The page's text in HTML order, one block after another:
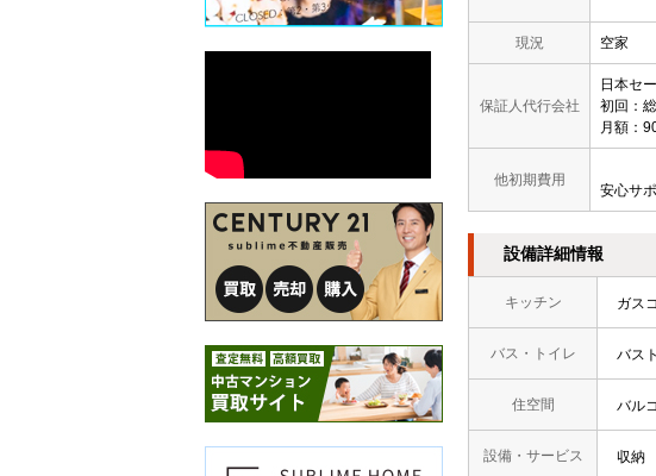
現況 空家
保証人代行会社
日本セ
初回：
月額：
他初期費用
安心
設備詳細情報
キッチン ガス
バス・トイレ バス
住空間 バル
設備・サービス 収納